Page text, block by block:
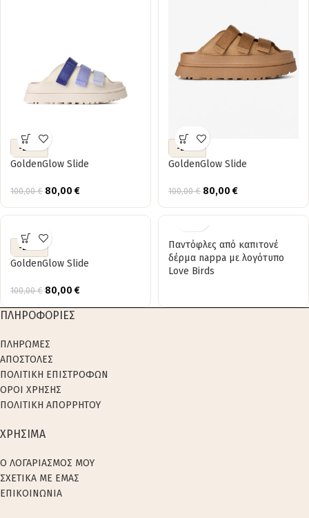
-20%
GoldenGlow Slide
100,00€ 80,00 €
-20%
GoldenGlow Slide
100,00€ 80,00 €
-20%
GoldenGlow Slide
100,00€ 80,00 €
Παντόφλες από καπιτονέ
δέρμα nappa με λογότυπο
Love Birds
ΠΛΗΡΟΦΟΡΙΕΣ
ΠΛΗΡΩΜΕΣ
ΑΠΟΣΤΟΛΕΣ
ΠΟΛΙΤΙΚΗ ΕΠΙΣΤΡΟΦΩΝ
ΟΡΟΙ ΧΡΗΣΗΣ
ΠΟΛΙΤΙΚΗ ΑΠΟΡΡΗΤΟΥ
ΧΡΗΣΙΜΑ
Ο ΛΟΓΑΡΙΑΣΜΟΣ ΜΟΥ
ΣΧΕΤΙΚΑ ΜΕ ΕΜΑΣ
ΕΠΙΚΟΙΝΩΝΙΑ